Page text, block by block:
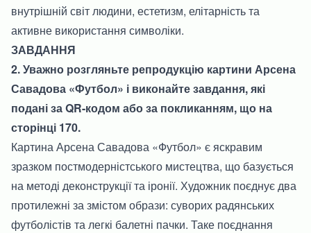
внутрішній світ людини, естетизм, елітарність та
активне використання символіки.
ЗАВДАННЯ
2. Уважно розгляньте репродукцію картини Арсена
Савадова «Футбол» і виконайте завдання, які
подані за QR-кодом або за покликанням, що на
сторінці 170.
Картина Арсена Савадова «Футбол» є яскравим
зразком постмодерністського мистецтва, що базується
на методі деконструкції та іронії. Художник поєднує два
протилежні за змістом образи: суворих радянських
футболістів та легкі балетні пачки. Таке поєднання